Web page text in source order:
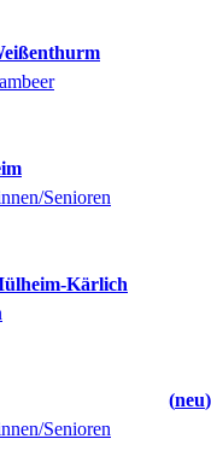
Senioren
Kärlich
neu
Senioren